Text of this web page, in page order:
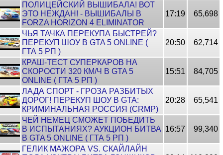
ПОЛИЦЕЙСКИЙ ВЫШИБАЛА! ВОТ
ЭТО НЕЖДАН! - ВЫШИБАЛЫ В
FORZA HORIZON 4 ELIMINATOR
17:19 65,698
ЧЬЯ ТАЧКА ПЕРЕКУПА БЫСТРЕЙ?
ПЕРЕКУП ШОУ В GTA 5 ONLINE (
ГТА 5 РП )
20:50 62,714
КРАШ-ТЕСТ СУПЕРКАРОВ НА
СКОРОСТИ 320 КМ/Ч В GTA 5
ONLINE ( ГТА 5 РП )
15:51 84,705
ЛАДА СПОРТ - ГРОЗА РАЗБИТЫХ
ДОРОГ! ПЕРЕКУП ШОУ В GTA:
КРИМИНАЛЬНАЯ РОССИЯ (CRMP)
20:28 65,541
ЧЕЙ НЕМЕЦ СМОЖЕТ ПОБЕДИТЬ
В ИСПЫТАНИЯХ? АУКЦИОН БИТВА
В GTA 5 ONLINE ( ГТА 5 РП )
16:57 99,340
ГЕЛИК МАЖОРА VS. СКАЙЛАЙН